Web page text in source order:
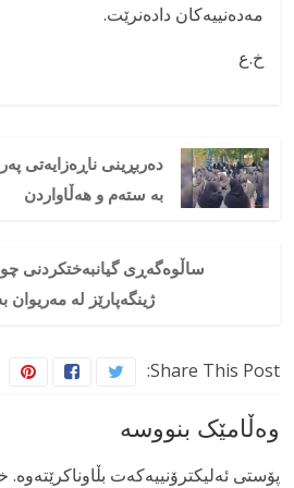
مەدەنییەکان دادەنرێت.
خ.ع
دەربڕینی ناڕەزایەتی
بە ستەم و هەڵاواردن
ساڵوەگەڕی گیانبەختکردنی
ژینگەپارێز لە مەریوان
Share This Post:
وەڵامێک بنووسە
پۆستی ئەلیکترۆنییەکەت بڵاوناکرێتەوە.